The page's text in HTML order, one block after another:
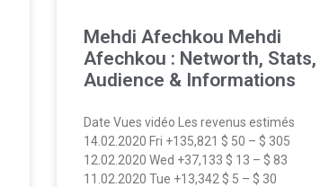
Mehdi Afechkou Mehdi
Afechkou : Networth, Stats,
Audience & Informations
Date Vues vidéo Les revenus estimés
14.02.2020 Fri +135,821 $ 50 – $ 305
12.02.2020 Wed +37,133 $ 13 – $ 83
11.02.2020 Tue +13,342 $ 5 – $ 30